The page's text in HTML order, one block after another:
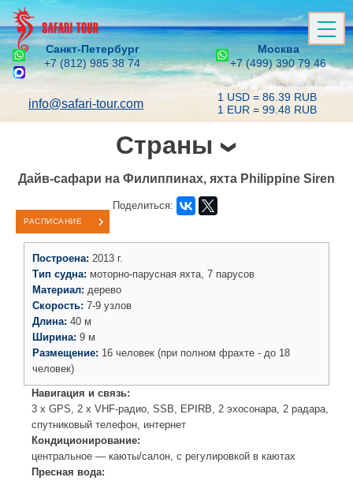
Санкт-Петербург
+7 (812) 985 38 74
Москва
+7 (499) 390 79 46
info@safari-tour.com
1 USD = 86.39 RUB
1 EUR = 99.48 RUB
Страны
Дайв-сафари на Филиппинах, яхта Philippine Siren
Поделиться:
РАСПИСАНИЕ
Построена: 2013 г.
Тип судна: моторно-парусная яхта, 7 парусов
Материал: дерево
Скорость: 7-9 узлов
Длина: 40 м
Ширина: 9 м
Размещение: 16 человек (при полном фрахте - до 18
человек)
Навигация и связь:
3 x GPS, 2 x VHF-радио, SSB, EPIRB, 2 эхосонара, 2 радара,
спутниковый телефон, интернет
Кондиционирование:
центральное — каюты/салон, с регулировкой в каютах
Пресная вода: